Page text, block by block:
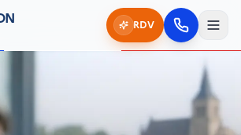
RDV